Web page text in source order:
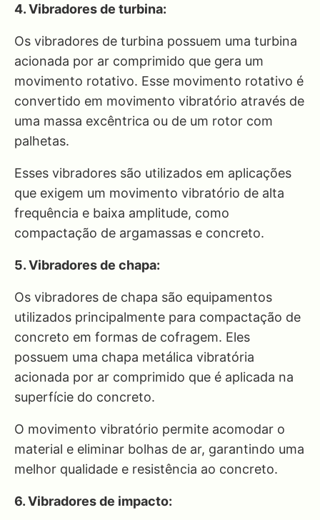
4. Vibradores de turbina:
Os vibradores de turbina possuem uma turbina
acionada por ar comprimido que gera um
movimento rotativo. Esse movimento rotativo é
convertido em movimento vibratório através de
uma massa excêntrica ou de um rotor com
palhetas.
Esses vibradores são utilizados em aplicações
que exigem um movimento vibratório de alta
frequência e baixa amplitude, como
compactação de argamassas e concreto.
5. Vibradores de chapa:
Os vibradores de chapa são equipamentos
utilizados principalmente para compactação de
concreto em formas de cofragem. Eles
possuem uma chapa metálica vibratória
acionada por ar comprimido que é aplicada na
superfície do concreto.
O movimento vibratório permite acomodar o
material e eliminar bolhas de ar, garantindo uma
melhor qualidade e resistência ao concreto.
6. Vibradores de impacto: